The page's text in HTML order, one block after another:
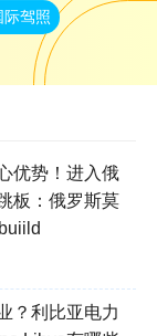
际驾照
优势！进入俄
板：俄罗斯莫
？利比亚电力